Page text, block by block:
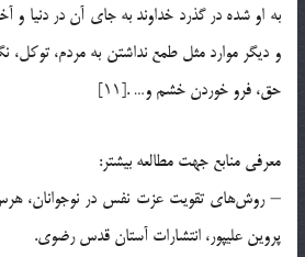
و ديگر موارد مثل طمع نداشتن به مردم، توكل،
حق، فرو خوردن خشم و… .[11]
معرفي منابع جهت مطالعه بيشتر:
– روش‌هاي تقويت عزت نفس در نوجوانان،
پروين عليپور، انتشارات آستان قدس رضوي.